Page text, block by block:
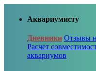
Аквариумисту
Дневники Отзывы
Расчет
аквариумов